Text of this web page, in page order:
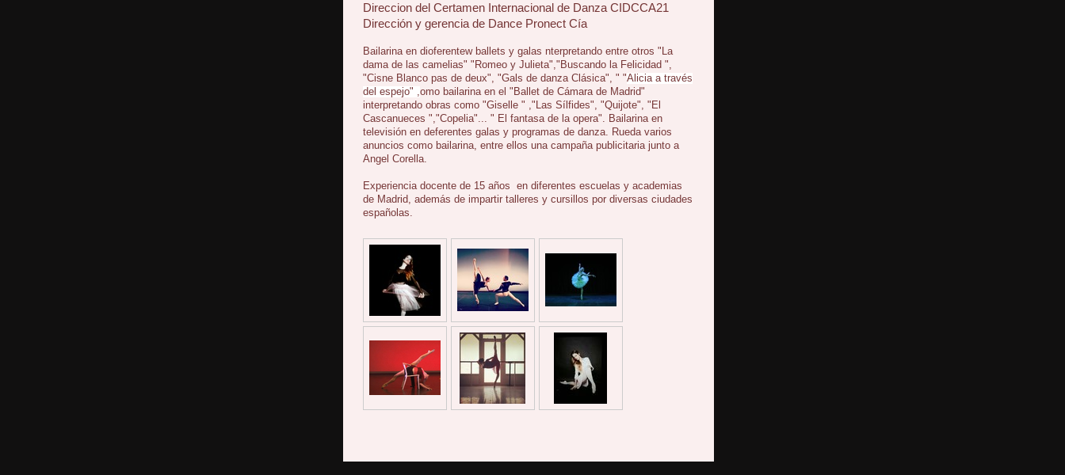
Direccion del Certamen Internacional de Danza CIDCCA21
Dirección y gerencia de Dance Pronect Cía
Bailarina en dioferentew ballets y galas nterpretando entre otros "La
dama de las camelias" "Romeo y Julieta","Buscando la Felicidad ",
"Cisne Blanco pas de deux", "Gals de danza Clásica", " "Alicia a través
del espejo" ,omo bailarina en el "Ballet de Cámara de Madrid"
interpretando obras como "Giselle " ,"Las Sílfides", "Quijote", "El
Cascanueces ","Copelia"... " El fantasa de la opera". Bailarina en
televisión en deferentes galas y programas de danza. Rueda varios
anuncios como bailarina, entre ellos una campaña publicitaria junto a
Angel Corella.
Experiencia docente de 15 años en diferentes escuelas y academias
de Madrid, además de impartir talleres y cursillos por diversas ciudades
españolas.